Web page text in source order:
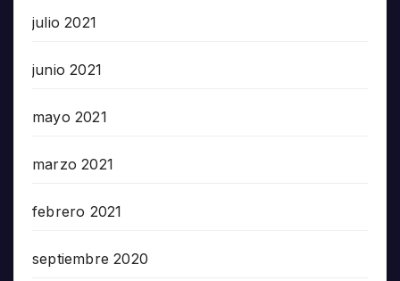
julio 2021
junio 2021
mayo 2021
marzo 2021
febrero 2021
septiembre 2020